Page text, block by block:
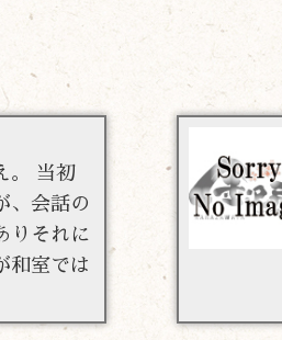
。 当初
、会話の
りそれに
和室では